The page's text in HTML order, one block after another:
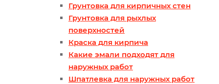
Грунтовка для кирпичных стен
Грунтовка для рыхлых
поверхностей
Краска для кирпича
Какие эмали подходят для
наружных работ
Шпатлевка для наружных работ